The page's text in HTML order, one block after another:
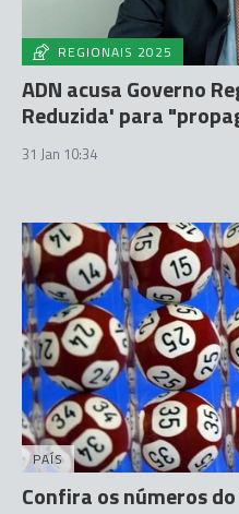
REGIONAIS 2025
ADN acusa Governo
Reduzida' para
31 Jan 10:34
PAÍS
Confira os números